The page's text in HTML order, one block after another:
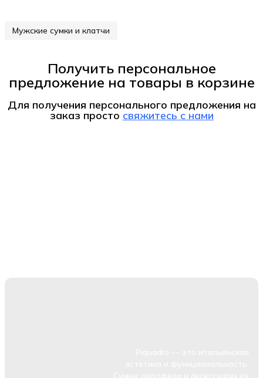
Мужские сумки и клатчи
Получить персональное
предложение на товары в корзине
Для получения персонального предложения на
заказ просто свяжитесь с нами